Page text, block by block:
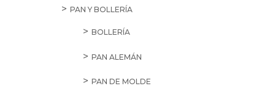
PAN Y BOLLERÍA
BOLLERÍA
PAN ALEMÁN
PAN DE MOLDE